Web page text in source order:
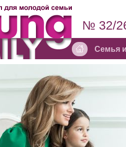
№ 32/
Семья